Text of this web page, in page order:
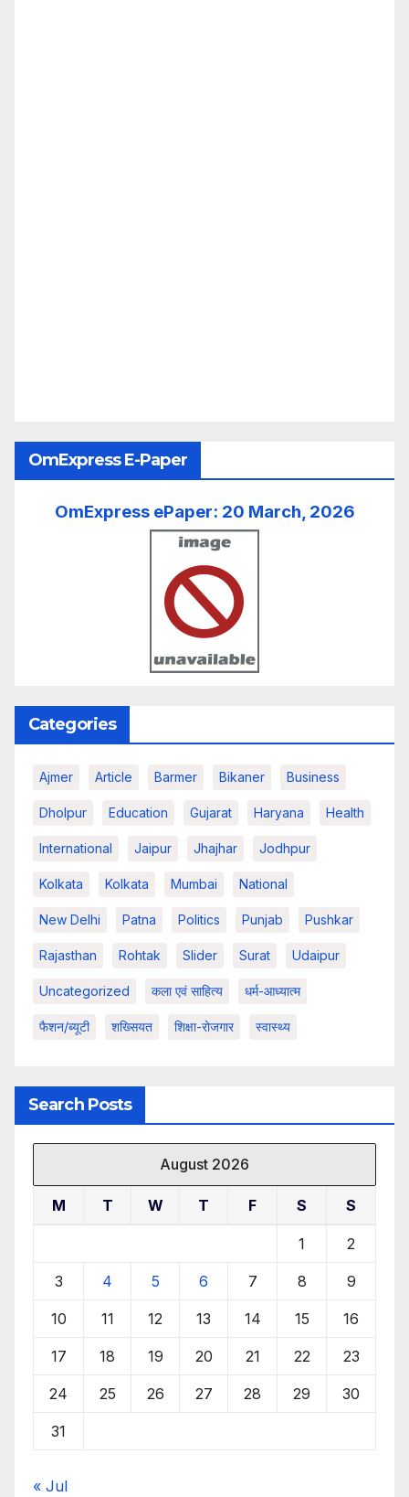
OmExpress E-Paper
OmExpress ePaper: 20 March, 2026
Categories
Ajmer Article Barmer Bikaner Business
Dholpur Education Gujarat Haryana Health
International Jaipur Jhajhar Jodhpur
Kolkata Kolkata Mumbai National
New Delhi Patna Politics Punjab Pushkar
Rajasthan Rohtak Slider Surat Udaipur
Uncategorized कला एवं साहित्य धर्म-आध्यात्म
फैशन/ब्यूटी शख्सियत शिक्षा-रोजगार स्वास्थ्य
Search Posts
August 2026
M T W T F S S
1 2
3 4 5 6 7 8 9
10 11 12 13 14 15 16
17 18 19 20 21 22 23
24 25 26 27 28 29 30
31
« Jul